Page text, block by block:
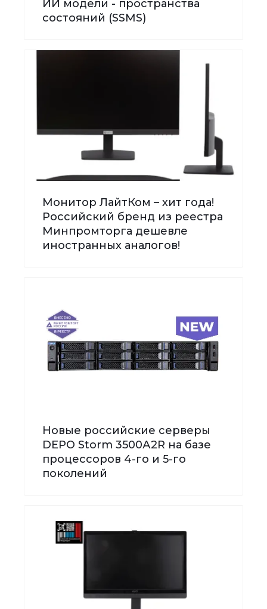
ИИ модели - пространства
состояний (SSMS)
Монитор ЛайтКом – хит года!
Российский бренд из реестра
Минпромторга дешевле
иностранных аналогов!
Новые российские серверы
DEPO Storm 3500А2R на базе
процессоров 4-го и 5-го
поколений